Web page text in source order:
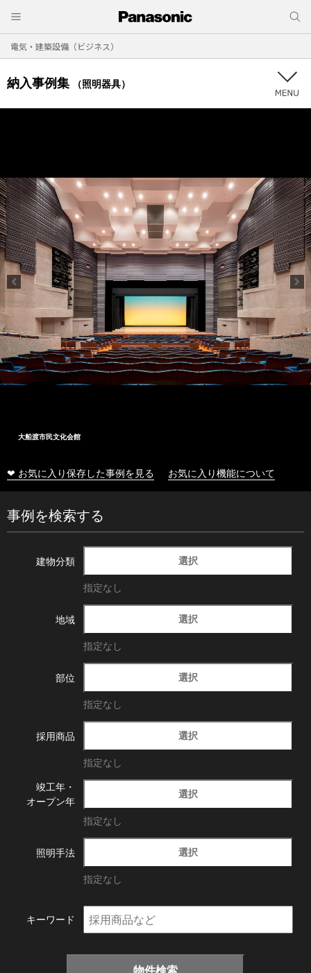
電気・建築設備（ビジネス）
納入事例集 （照明器具）
大船渡市民文化会館
❤ お気に入り保存した事例を見る お気に入り機能について
事例を検索する
建物分類 選択
指定なし
地域 選択
指定なし
部位 選択
指定なし
採用商品 選択
指定なし
竣工年・
オープン年
選択
指定なし
照明手法 選択
指定なし
キーワード